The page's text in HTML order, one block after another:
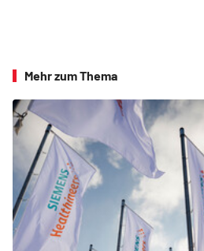
Mehr zum Thema